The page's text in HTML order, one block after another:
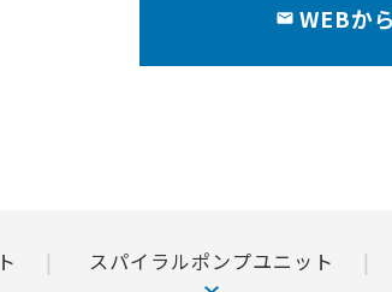
WEBか
スパイラルポンプユニット